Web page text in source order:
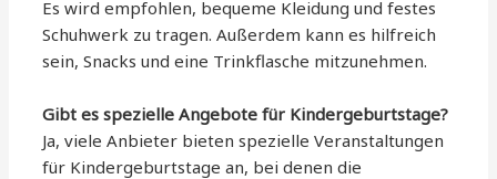
Es wird empfohlen, bequeme Kleidung und festes
Schuhwerk zu tragen. Außerdem kann es hilfreich
sein, Snacks und eine Trinkflasche mitzunehmen.
Gibt es spezielle Angebote für Kindergeburtstage?
Ja, viele Anbieter bieten spezielle Veranstaltungen
für Kindergeburtstage an, bei denen die